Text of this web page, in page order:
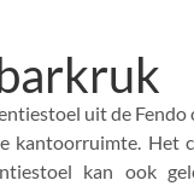
uit de
kantoorruimte. Het
kan ook